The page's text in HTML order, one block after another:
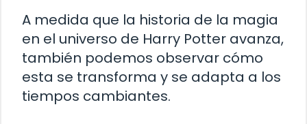
A medida que la historia de la magia
en el universo de Harry Potter avanza,
también podemos observar cómo
esta se transforma y se adapta a los
tiempos cambiantes.